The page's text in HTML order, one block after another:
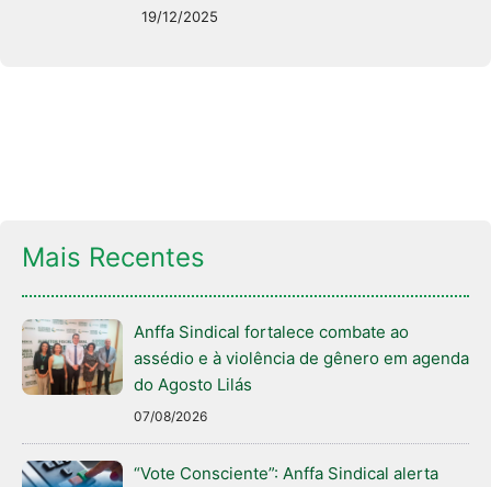
19/12/2025
Mais Recentes
Anffa Sindical fortalece combate ao
assédio e à violência de gênero em agenda
do Agosto Lilás
07/08/2026
“Vote Consciente”: Anffa Sindical alerta